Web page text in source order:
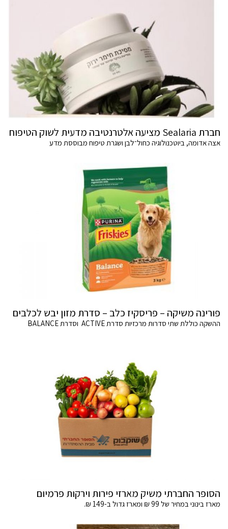
חברת Sealaria מציעה אלטרנטיבה מדעית לשוק הטיפוח
אצה אדומה, ביוטכנולוגיה כחול־לבן ושגרת טיפוח מבוססת מדע
פורינה משיקה – פריסקיז כלב – סדרת מזון יבש לכלבים
ההשקה כוללת שתי סדרות מרכזיות סדרת ACTIVE וסדרת BALANCE
הסופר החברתי משיק מארזי פירות וירקות פרמיום
מארז בינוני במחיר של 99 ₪ ומארז גדול ב-149 ₪.